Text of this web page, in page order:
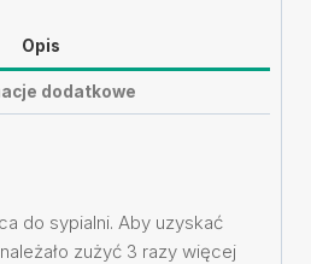
Opis
dodatkowe
do sypialni. Aby uzyskać
zużyć 3 razy więcej